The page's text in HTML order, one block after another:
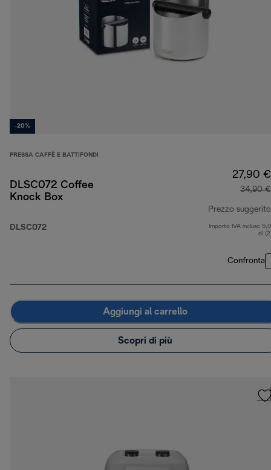
-20%
PRESSA CAFFÈ E BATTIFONDI
DLSC072 Coffee
Knock Box
DLSC072
27,90 €
34,90 €
Prezzo suggerito
Importo IVA incluso
di
Confronta
Aggiungi al carrello
Scopri di più